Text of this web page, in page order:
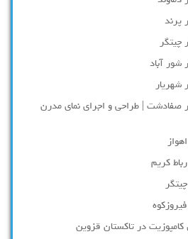
پرند
چیتگر
شور آباد
شهريار
صفادشت | طراحی و اجرای نمای مدرن
کریم
در تاکستان قزوین